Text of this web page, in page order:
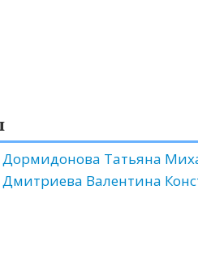
Дормидонова Татьяна
Дмитриева Валентина